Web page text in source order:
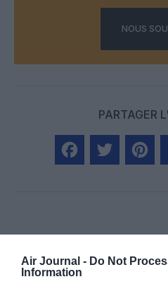
Air Journal - Do Not
Information
NOUS
PARTAGER